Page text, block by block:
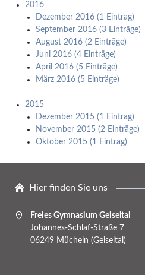
2016
Dezember 2016 (1 Eintrag)
September 2016 (3 Einträge)
August 2016 (2 Einträge)
Juni 2016 (4 Einträge)
April 2016 (5 Einträge)
März 2016 (5 Einträge)
2015
Dezember 2015 (1 Eintrag)
November 2015 (2 Einträge)
Oktober 2015 (1 Eintrag)
Hier finden Sie uns
Freies Gymnasium Geiseltal
Johannes-Schlaf-Straße 7
06249 Mücheln (Geiseltal)